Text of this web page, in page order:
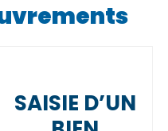
SAISIE D’UN